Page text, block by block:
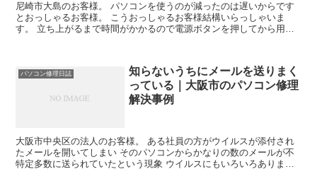
尼崎市大島のお客様。 パソコンを使うのが減ったのは遅いからです
とおっしゃるお客様。 こうおっしゃるお客様結構いらっしゃいま
す。 立ち上がるまで時間がかかるので電源ボタンを押してから用事
パソコン修理日誌
知らないうちにメールを送りまく
っている｜大阪市のパソコン修理
解決事例
大阪市中央区の法人のお客様。 ある社員の方がウイルスが添付され
たメールを開いてしまい そのパソコンからかなりの数のメールが不
特定多数に送られていたという現象 ウイルスにもいろいろありまし